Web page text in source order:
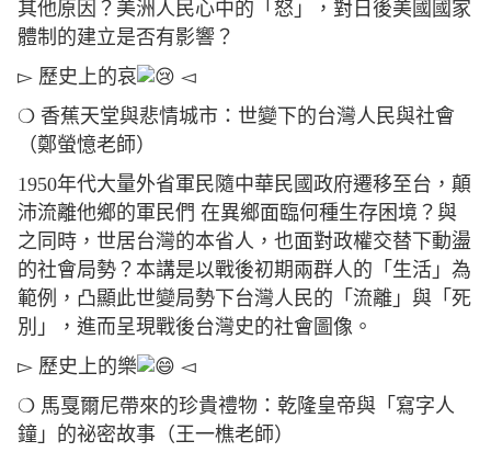
其他原因？美洲人民心中的「怒」，對日後美國國家
體制的建立是否有影響？
▻ 歷史上的哀
◅
❍ 香蕉天堂與悲情城市：世變下的台灣人民與社會
（鄭螢憶老師）
1950年代大量外省軍民隨中華民國政府遷移至台，顛
沛流離他鄉的軍民們 在異鄉面臨何種生存困境？與
之同時，世居台灣的本省人，也面對政權交替下動盪
的社會局勢？本講是以戰後初期兩群人的「生活」為
範例，凸顯此世變局勢下台灣人民的「流離」與「死
別」，進而呈現戰後台灣史的社會圖像。
▻ 歷史上的樂
◅
❍ 馬戛爾尼帶來的珍貴禮物：乾隆皇帝與「寫字人
鐘」的祕密故事（王一樵老師）